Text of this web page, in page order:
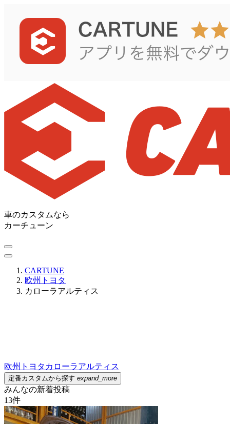
車のカスタムなら
カーチューン
CARTUNE
欧州トヨタ
カローラアルティス
欧州トヨタ カローラアルティス
定番カスタムから探す expand_more
みんなの新着投稿
13件